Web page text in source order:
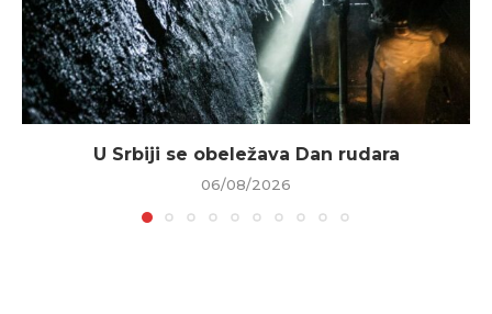
U Srbiji se obeležava Dan rudara
06/08/2026